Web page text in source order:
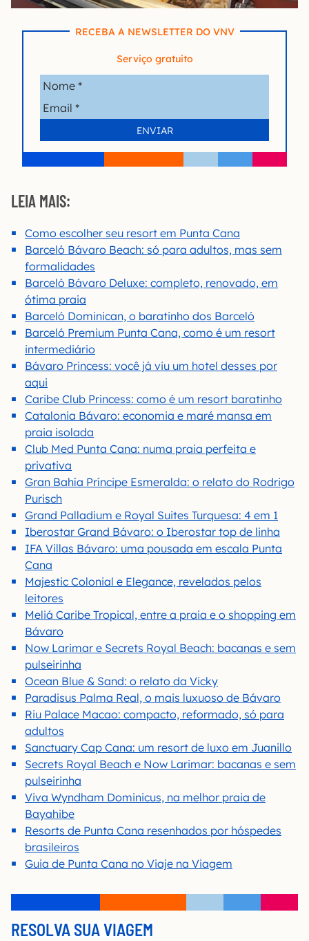
RECEBA A NEWSLETTER DO VNV
Serviço gratuito
LEIA MAIS:
Como escolher seu resort em Punta Cana
Barceló Bávaro Beach: só para adultos, mas sem
formalidades
Barceló Bávaro Deluxe: completo, renovado, em
ótima praia
Barceló Dominican, o baratinho dos Barceló
Barceló Premium Punta Cana, como é um resort
intermediário
Bávaro Princess: você já viu um hotel desses por
aqui
Caribe Club Princess: como é um resort baratinho
Catalonia Bávaro: economia e maré mansa em
praia isolada
Club Med Punta Cana: numa praia perfeita e
privativa
Gran Bahía Príncipe Esmeralda: o relato do Rodrigo
Purisch
Grand Palladium e Royal Suites Turquesa: 4 em 1
Iberostar Grand Bávaro: o Iberostar top de linha
IFA Villas Bávaro: uma pousada em escala Punta
Cana
Majestic Colonial e Elegance, revelados pelos
leitores
Meliá Caribe Tropical, entre a praia e o shopping em
Bávaro
Now Larimar e Secrets Royal Beach: bacanas e sem
pulseirinha
Ocean Blue & Sand: o relato da Vicky
Paradisus Palma Real, o mais luxuoso de Bávaro
Riu Palace Macao: compacto, reformado, só para
adultos
Sanctuary Cap Cana: um resort de luxo em Juanillo
Secrets Royal Beach e Now Larimar: bacanas e sem
pulseirinha
Viva Wyndham Dominicus, na melhor praia de
Bayahibe
Resorts de Punta Cana resenhados por hóspedes
brasileiros
Guia de Punta Cana no Viaje na Viagem
RESOLVA SUA VIAGEM